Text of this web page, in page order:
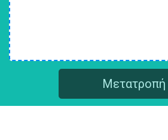
Μετατροπή